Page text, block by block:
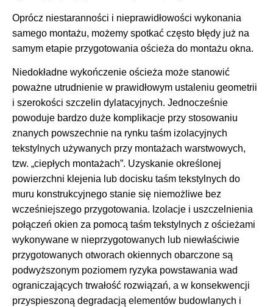
Oprócz niestaranności i nieprawidłowości wykonania
samego montażu, możemy spotkać często błędy już na
samym etapie przygotowania ościeża do montażu okna.
Niedokładne wykończenie ościeża może stanowić
poważne utrudnienie w prawidłowym ustaleniu geometrii
i szerokości szczelin dylatacyjnych. Jednocześnie
powoduje bardzo duże komplikacje przy stosowaniu
znanych powszechnie na rynku taśm izolacyjnych
tekstylnych używanych przy montażach warstwowych,
tzw. „ciepłych montażach”. Uzyskanie określonej
powierzchni klejenia lub docisku taśm tekstylnych do
muru konstrukcyjnego stanie się niemożliwe bez
wcześniejszego przygotowania. Izolacje i uszczelnienia
połączeń okien za pomocą taśm tekstylnych z ościeżami
wykonywane w nieprzygotowanych lub niewłaściwie
przygotowanych otworach okiennych obarczone są
podwyższonym poziomem ryzyka powstawania wad
ograniczających trwałość rozwiązań, a w konsekwencji
przyspieszoną degradacją elementów budowlanych i